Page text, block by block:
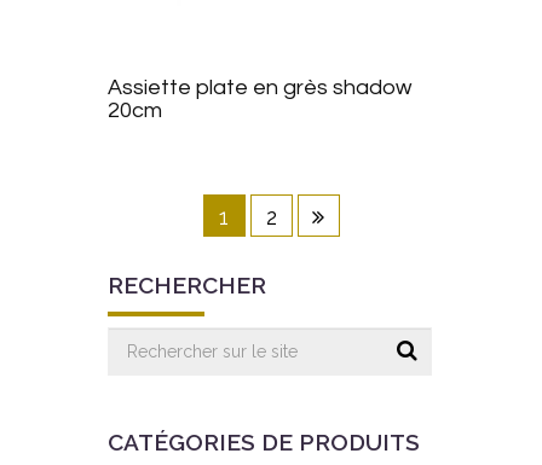
d’envie
Assiette plate en grès shadow
20cm
1 2
RECHERCHER
CATÉGORIES DE PRODUITS